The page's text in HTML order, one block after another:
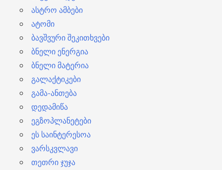
ასტრო ამბები
ატომი
ბავშვური შეკითხვები
ბნელი ენერგია
ბნელი მატერია
გალაქტიკები
გამა-ანთება
დედამიწა
ეგზოპლანეტები
ეს საინტერესოა
ვარსკვლავი
თეთრი ჯუჯა